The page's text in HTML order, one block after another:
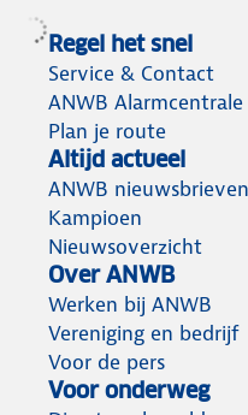
Regel het snel
Service & Contact
ANWB Alarmcentrale
Plan je route
Altijd actueel
ANWB nieuwsbrieven
Kampioen
Nieuwsoverzicht
Over ANWB
Werken bij ANWB
Vereniging en bedrijf
Voor de pers
Voor onderweg